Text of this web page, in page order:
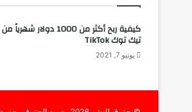
كيفية ربح أكثر من 1000 دولار شهرياً من
تيك توك TikTok
يونيو 7, 2021